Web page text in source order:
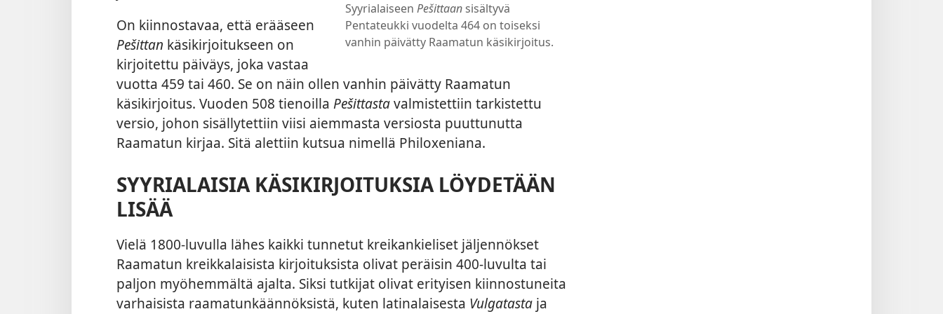
Syyrialaiseen Pešittaan sisältyvä
Pentateukki vuodelta 464 on toiseksi
vanhin päivätty Raamatun käsikirjoitus.
On kiinnostavaa, että erääseen
Pešittan käsikirjoitukseen on
kirjoitettu päiväys, joka vastaa
vuotta 459 tai 460. Se on näin ollen vanhin päivätty Raamatun
käsikirjoitus. Vuoden 508 tienoilla Pešittastavalmistettiin tarkistettu
versio, johon sisällytettiin viisi aiemmasta versiosta puuttunutta
Raamatun kirjaa. Sitä alettiin kutsua nimellä Philoxeniana.
SYYRIALAISIA KÄSIKIRJOITUKSIA LÖYDETÄÄN
LISÄÄ
Vielä 1800-luvulla lähes kaikki tunnetut kreikankieliset jäljennökset
Raamatun kreikkalaisista kirjoituksista olivat peräisin 400-luvulta tai
paljon myöhemmältä ajalta. Siksi tutkijat olivat erityisen kiinnostuneita
varhaisista raamatunkäännöksistä, kuten latinalaisesta Vulgatasta ja